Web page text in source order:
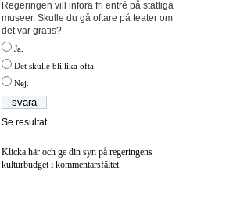
Regeringen vill införa fri entré på statliga
museer. Skulle du gå oftare på teater om
det var gratis?
Ja.
Det skulle bli lika ofta.
Nej.
Se resultat
Klicka här och ge din syn på regeringens
kulturbudget i kommentarsfältet.